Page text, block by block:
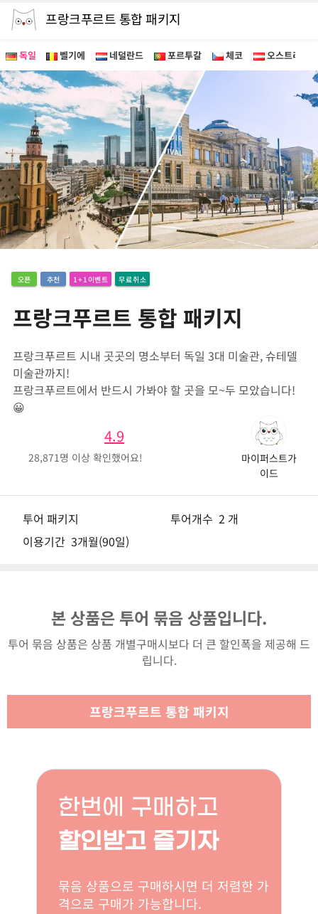
프랑크푸르트 통합 패키지
독일 벨기에 네덜란드 포르투갈 체코 오스트리아
오픈 추천 1+1이벤트 무료취소
프랑크푸르트 통합 패키지
프랑크푸르트 시내 곳곳의 명소부터 독일 3대 미술관, 슈테델
미술관까지!
프랑크푸르트에서 반드시 가봐야 할 곳을 모~두 모았습니다!
😀
4.9
28,871 명 이상 확인했어요!
마이퍼스트가
이드
투어 패키지 투어개수 2 개
이용기간 3개월(90일)
본 상품은 투어 묶음 상품입니다.
투어 묶음 상품은 상품 개별구매시보다 더 큰 할인폭을 제공해 드
립니다.
프랑크푸르트 통합 패키지
한번에 구매하고
할인받고 즐기자
묶음 상품으로 구매하시면 더 저렴한 가
격으로 구매가 가능합니다.